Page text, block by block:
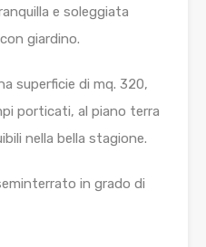
e soleggiata
giardino.
superficie di mq. 320,
porticati, al piano terra
nella bella stagione.
in grado di